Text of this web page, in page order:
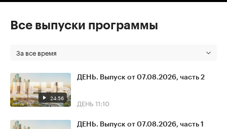
Все выпуски программы
За все время
24:56
ДЕНЬ. Выпуск от 07.08.2026, часть 2
ДЕНЬ 11:10
ДЕНЬ. Выпуск от 07.08.2026, часть 1